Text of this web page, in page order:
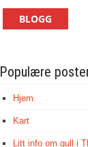
BLOGG
Populære
Hjem
Kart
Litt info om gull i